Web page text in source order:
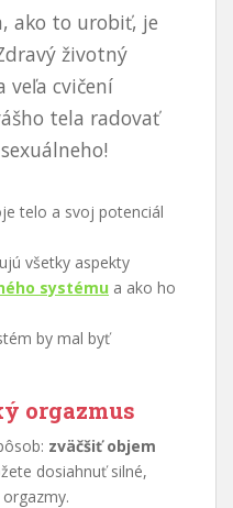
ako to urobiť, je
životný
veľa cvičení
tela radovať
telo a svoj potenciál
všetky aspekty
systému a ako ho
by mal byť
orgazmus
zväčšiť objem
dosiahnuť silné,